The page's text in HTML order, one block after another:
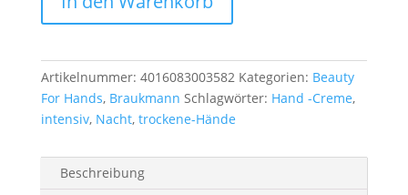
Menge
Artikelnummer: 4016083003582 Kategorien: Beauty
For Hands, Braukmann Schlagwörter: Hand -Creme,
intensiv, Nacht, trockene-Hände
Beschreibung